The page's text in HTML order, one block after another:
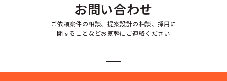
お問い合わせ
ご依頼案件の相談、提案設計の相談、採用に
関することなどお気軽にご連絡ください